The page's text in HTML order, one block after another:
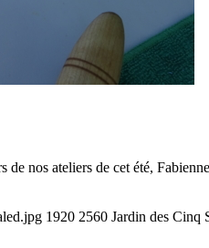
nos ateliers de cet été,
1920 2560 Jardin des Cinq